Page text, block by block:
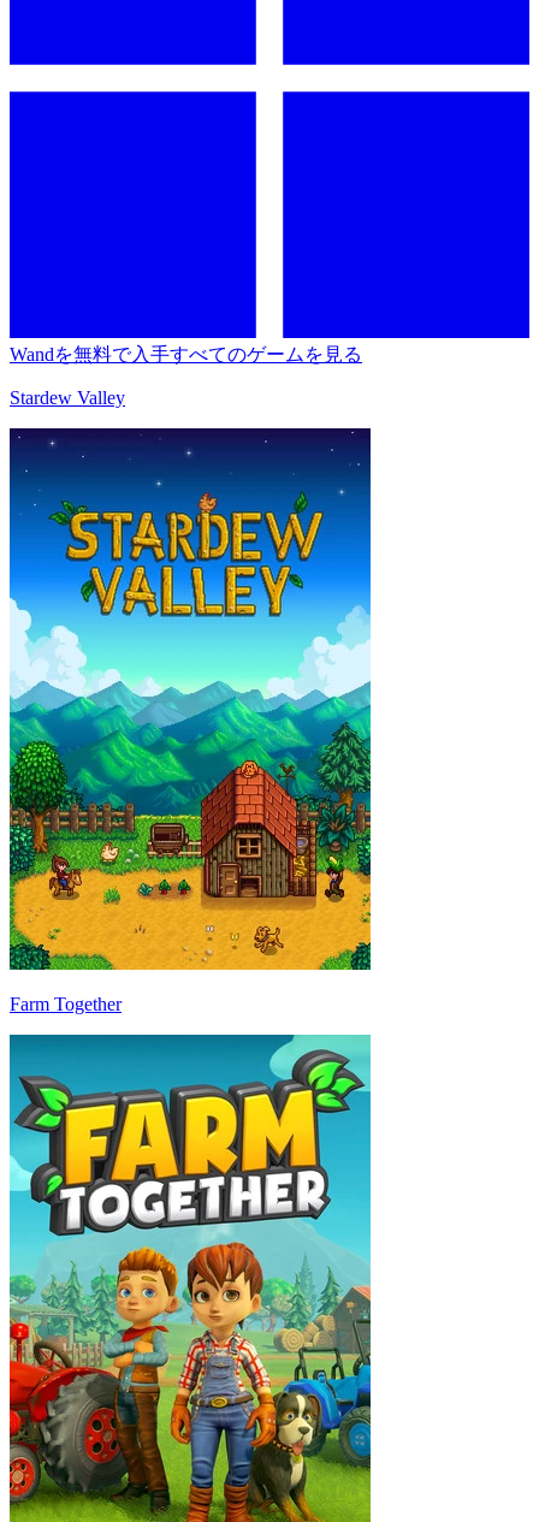
Wandを無料で入手すべてのゲームを見る
Stardew Valley
Farm Together